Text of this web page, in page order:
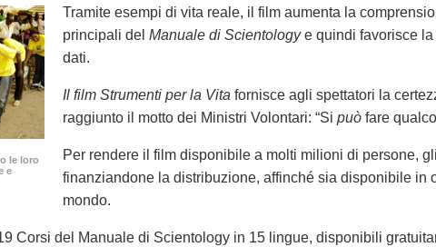
le loro
e
Tramite esempi di vita reale, il film aumenta la
principali del Manuale di Scientologye quindi favorisce
dati.
Il film Strumenti per la Vita fornisce agli spettatori la
raggiunto il motto dei Ministri Volontari: “Si può fare
Per rendere il film disponibile a molti milioni di persone,
finanziandone la distribuzione, affinché sia disponibile in
mondo.
Corsi del Manuale di Scientology in 15 lingue, disponibili